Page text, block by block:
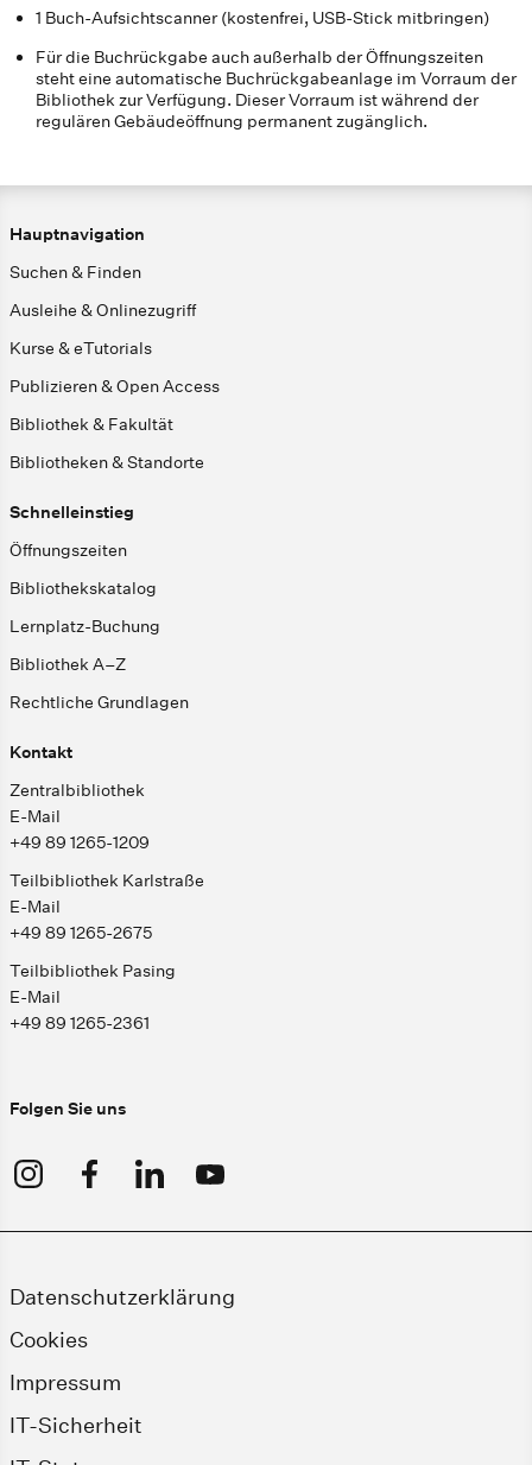
1 Buch-Aufsichtscanner (kostenfrei, USB-Stick mitbringen)
Für die Buchrückgabe auch außerhalb der Öffnungszeiten
steht eine automatische Buchrückgabeanlage im Vorraum der
Bibliothek zur Verfügung. Dieser Vorraum ist während der
regulären Gebäudeöffnung permanent zugänglich.
Hauptnavigation
Suchen & Finden
Ausleihe & Onlinezugriff
Kurse & eTutorials
Publizieren & Open Access
Bibliothek & Fakultät
Bibliotheken & Standorte
Schnelleinstieg
Öffnungszeiten
Bibliothekskatalog
Lernplatz-Buchung
Bibliothek A–Z
Rechtliche Grundlagen
Kontakt
Zentralbibliothek
E-Mail
+49 89 1265-1209
Teilbibliothek Karlstraße
E-Mail
+49 89 1265-2675
Teilbibliothek Pasing
E-Mail
+49 89 1265-2361
Folgen Sie uns
Datenschutzerklärung
Cookies
Impressum
IT-Sicherheit